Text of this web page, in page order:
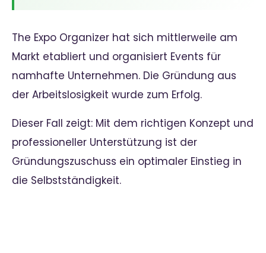
The Expo Organizer hat sich mittlerweile am
Markt etabliert und organisiert Events für
namhafte Unternehmen. Die Gründung aus
der Arbeitslosigkeit wurde zum Erfolg.
Dieser Fall zeigt: Mit dem richtigen Konzept und
professioneller Unterstützung ist der
Gründungszuschuss ein optimaler Einstieg in
die Selbstständigkeit.